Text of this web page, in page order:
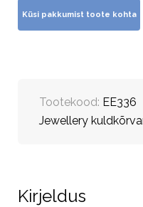
Tootekood: EE336
Jewellery
Kirjeldus